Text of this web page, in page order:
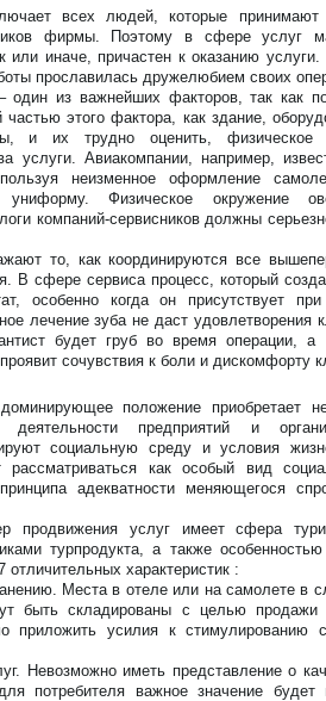
всех людей, которые
фирмы. Поэтому в сфере услуг
или иначе, причастен к оказанию
прославилась дружелюбием своих
один из важнейших факторов, так как
частью этого фактора, как здание,
и их трудно оценить, физическое
услуги. Авиакомпании, например,
неизменное оформление
Физическое окружение
компаний-сервисников должны
то, как координируются все
В сфере сервиса процесс, который
особенно когда он присутствует
лечение зуба не даст удовлетворения
будет груб во время операции, а
сочувствия к боли и дискомфорту
положение приобретает
деятельности предприятий и
социальную среду и условия
рассматриваться как особый вид
адекватности меняющегося
продвижения услуг имеет сфера
турпродукта, а также
отличительных характеристик :
Места в отеле или на самолете в
быть складированы с целью
приложить усилия к стимулированию
Невозможно иметь представление о
потребителя важное значение